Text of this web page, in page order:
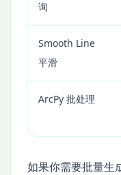
询
Smooth Line
平滑
ArcPy 批处理
如果你需要批量生